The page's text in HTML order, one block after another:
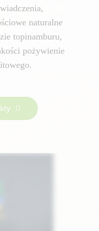
naturalne
topinamburu,
pożywienie